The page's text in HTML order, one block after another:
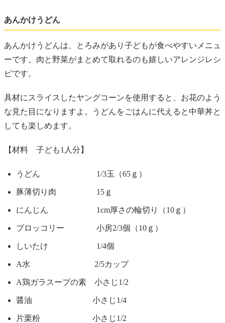
あんかけうどん
あんかけうどんは、とろみがあり子どもが食べやすいメニュ
ーです。肉と野菜がまとめて取れるのも嬉しいアレンジレシ
ピです。
具材にスライスしたヤングコーンを使用すると、お花のよう
な見た目になりますよ。うどんをごはんに代えると中華丼と
しても楽しめます。
【材料 子ども1人分】
うどん 1/3玉（65ｇ）
豚薄切り肉 15ｇ
にんじん 1cm厚さの輪切り（10ｇ）
ブロッコリー 小房2/3個（10ｇ）
しいたけ 1/4個
A水 2/5カップ
A鶏ガラスープの素 小さじ1/2
醤油 小さじ1/4
片栗粉 小さじ1/2